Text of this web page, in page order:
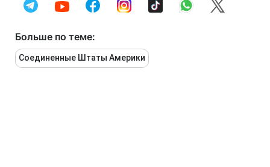
Больше по теме:
Соединенные Штаты Америки